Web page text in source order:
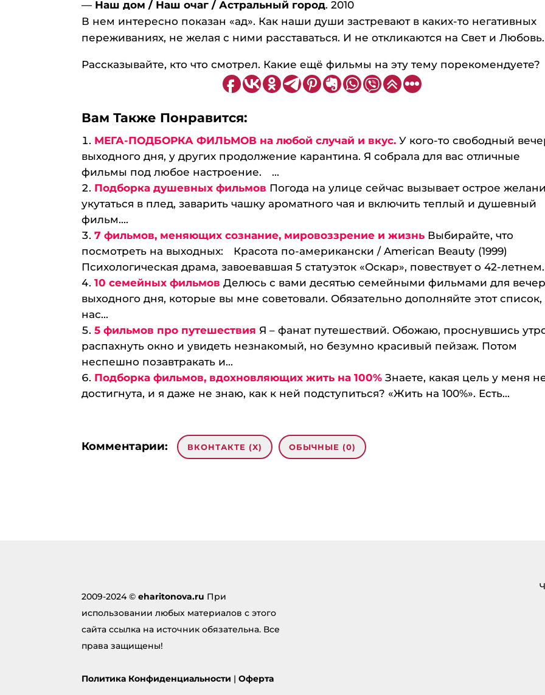
— Наш дом / Наш очаг / Астральный город. 2010
В нем интересно показан «ад». Как наши души застревают в каких-то негативных
переживаниях, не желая с ними расставаться. И не откликаются на Свет и Любовь.
Рассказывайте, кто что смотрел. Какие ещё фильмы на эту тему порекомендуете?
Вам Также Понравится:
МЕГА-ПОДБОРКА ФИЛЬМОВ на любой случай и вкус. У кого-то свободный
выходного дня, у других продолжение карантина. Я собрала для вас отличные
фильмы под любое настроение. ⠀...
Подборка душевных фильмов Погода на улице сейчас вызывает острое
укутаться в плед, заварить чашку ароматного чая и включить теплый и душевный
фильм....
7 фильмов, меняющих сознание, мировоззрение и жизнь Выбирайте, что
посмотреть на выходных:⠀ Красота по-американски / American Beauty (1999)⠀
Психологическая драма, завоевавшая 5 статуэток «Оскар», повествует о 42-
10 семейных фильмов Делюсь с вами десятью семейными фильмами для
выходного дня, которые вы мне советовали. Обязательно дополняйте этот список,
нас...
5 фильмов про путешествия Я – фанат путешествий. Обожаю, проснувшись
распахнуть окно и увидеть незнакомый, но безумно красивый пейзаж. Потом
неспешно позавтракать и...
Подборка фильмов, вдохновляющих жить на 100% Знаете, какая цель у меня
достигнута, и я даже не знаю, как к ней подступиться? «Жить на 100%». Есть...
Комментарии: ВКОНТАКТЕ (X) ОБЫЧНЫЕ (0)
2009-2024 ©eharitonova.ru При
использовании любых материалов с этого
сайта ссылка на источник обязательна. Все
права защищены!
Политика Конфиденциальности |Оферта